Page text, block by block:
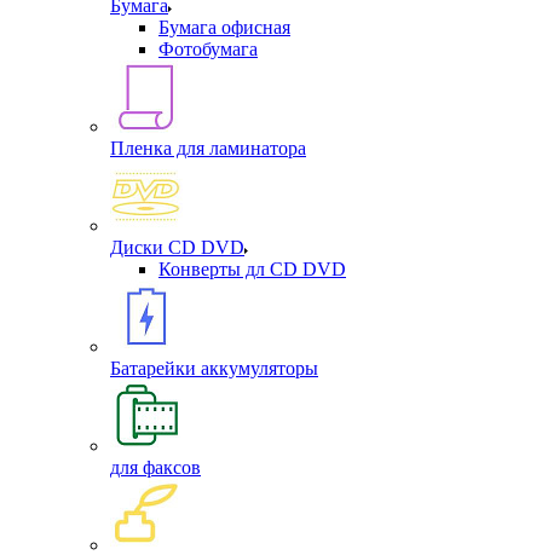
Бумага
Бумага офисная
Фотобумага
Пленка для ламинатора
Диски CD DVD
Конверты дл CD DVD
Батарейки аккумуляторы
для факсов